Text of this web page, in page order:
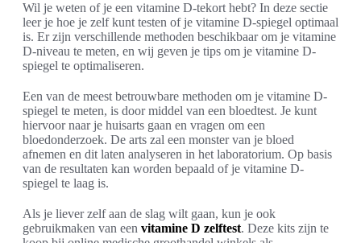
Wil je weten of je een vitamine D-tekort hebt? In deze sectie
leer je hoe je zelf kunt testen of je vitamine D-spiegel optimaal
is. Er zijn verschillende methoden beschikbaar om je vitamine
D-niveau te meten, en wij geven je tips om je vitamine D-
spiegel te optimaliseren.
Een van de meest betrouwbare methoden om je vitamine D-
spiegel te meten, is door middel van een bloedtest. Je kunt
hiervoor naar je huisarts gaan en vragen om een
bloedonderzoek. De arts zal een monster van je bloed
afnemen en dit laten analyseren in het laboratorium. Op basis
van de resultaten kan worden bepaald of je vitamine D-
spiegel te laag is.
Als je liever zelf aan de slag wilt gaan, kun je ook
gebruikmaken van een vitamine D zelftest. Deze kits zijn te